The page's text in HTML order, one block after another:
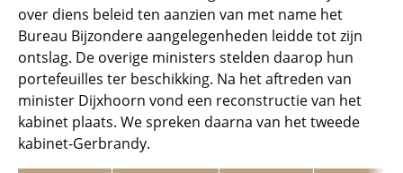
over diens beleid ten aanzien van met name het
Bureau Bijzondere aangelegenheden leidde tot zijn
ontslag. De overige ministers stelden daarop hun
portefeuilles ter beschikking. Na het aftreden van
minister Dijxhoorn vond een reconstructie van het
kabinet plaats. We spreken daarna van het tweede
kabinet-Gerbrandy.